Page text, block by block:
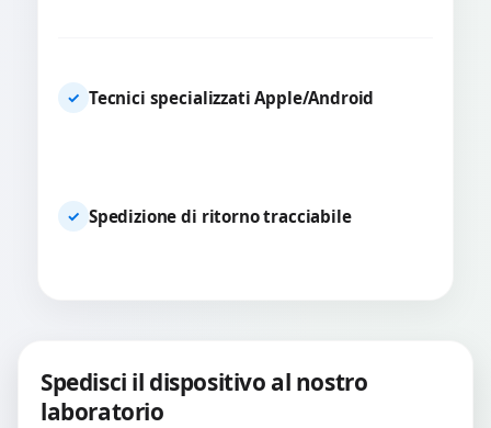
✓ Tecnici specializzati Apple/Android
✓ Spedizione di ritorno tracciabile
Spedisci il dispositivo al nostro
laboratorio